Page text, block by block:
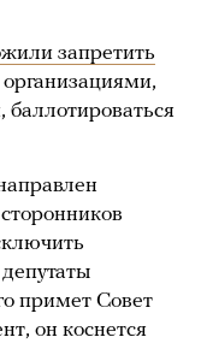
запретить
примет Совет
он коснется